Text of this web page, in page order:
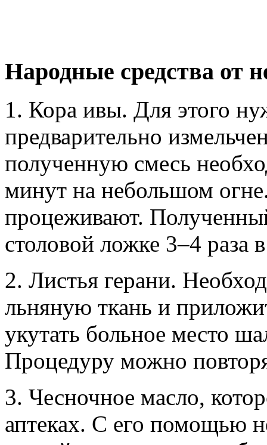
Народные средства от
1. Кора ивы. Для этого
предварительно
полученную смесь
минут на небольшом
процеживают.
столовой ложке 3–4 раза
2. Листья герани.
льняную ткань и
укутать больное место
Процедуру можно
3. Чесночное масло,
аптеках. С его помощью